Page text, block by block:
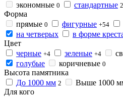
экономные 0 стандартные 2
Форма
прямые 0 фигурные +54
на четверых в форме
Цвет
черные +4 зеленые +4
голубые коричневые 0
Высота памятника
До 1000 мм 2 Выше 1000
Для кого